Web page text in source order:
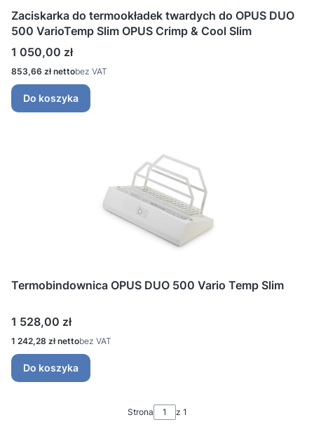
Zaciskarka do termookładek twardych do OPUS DUO
500 VarioTemp Slim OPUS Crimp & Cool Slim
Cena
1 050,00 zł
Cena
853,66 zł bez VAT
Do koszyka
Termobindownica OPUS DUO 500 Vario Temp Slim
Cena
1 528,00 zł
Cena
1 242,28 zł bez VAT
Do koszyka
Strona z 1